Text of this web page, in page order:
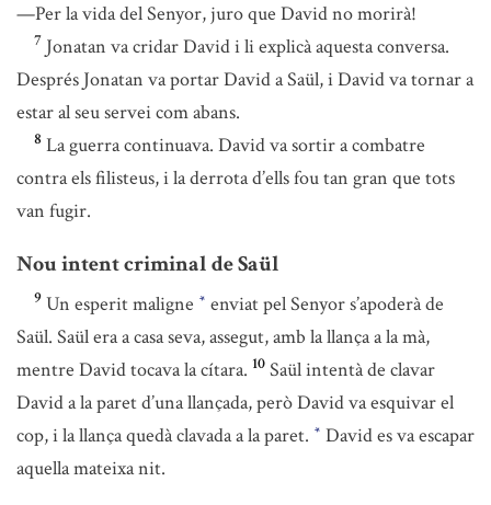
—Per la vida del Senyor, juro que David no morirà!
7 Jonatan va cridar David i li explicà aquesta conversa.
Després Jonatan va portar David a Saül, i David va tornar a
estar al seu servei com abans.
8 La guerra continuava. David va sortir a combatre
contra els filisteus, i la derrota d’ells fou tan gran que tots
van fugir.
Nou intent criminal de Saül
9 Un esperit maligne * enviat pel Senyor s’apoderà de
Saül. Saül era a casa seva, assegut, amb la llança a la mà,
mentre David tocava la cítara. 10 Saül intentà de clavar
David a la paret d’una llançada, però David va esquivar el
cop, i la llança quedà clavada a la paret. * David es va escapar
aquella mateixa nit.